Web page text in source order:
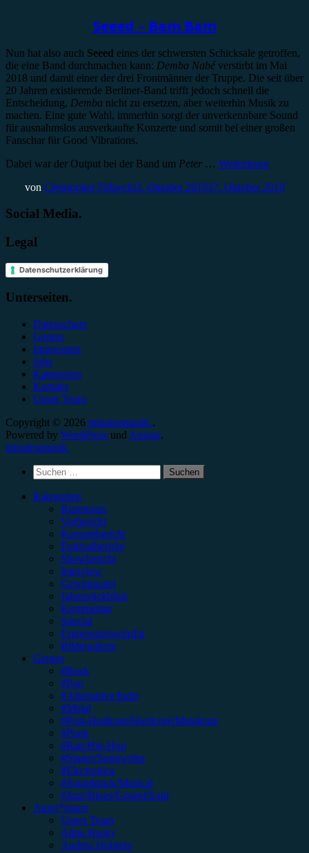
Seeed – Bam Bam
Nun hat also auch Seeed eines der schwersten Schicksale getroffen,
die eine Band durchmachen kann: Demba Nabé verstirbt im Mai
2018 und damit einer der drei Frontmänner der Truppe. Die seit über
20 Jahren existierende Berliner-Band trifft jedoch schnell die
Entscheidung, Demba nicht zu ersetzen, aber weiterhin Musik zu
machen. Eine gute Wahl, immerhin sorgt der unverkennbare Sound
für ausnahmslos ausverkaufte Konzerte und somit bei einer großen
Fanschar für Good Vibrations.
Dabei war der Output bei der Band um Peter … Weiterlesen
von Christopher Filipecki3. Oktober 201917. Oktober 2019
Social Media.
Legal
Datenschutzerklärung
Unterseiten.
Datenschutz
Genres
Impressum
Jobs
Kategorien
Kontakt
Unser Team
Copyright © 2026 minutenmusik..
Powered by WordPress und Arouse.
minutenmusik.
Suchen
nach:
Kategorien
Rezension
Vorbericht
Konzertbericht
Festivalbericht
Showbericht
Interview
Gewinnspiel
Jahresrückblick
Kommentar
Special
Erinnerungswürdig
Bildergalerie
Genres
#Rock
#Pop
#Alternative/Indie
#Metal
#Post-Hardcore/Hardcore/Metalcore
#Punk
#Rap/Hip-Hop
#Singer/Songwriter
#Electronica
#Soundtrack/Musical
#Jazz/Blues/Gospel/Soul
Autor*innen
Unser Team
Alina Hasky
Andrea Holstein